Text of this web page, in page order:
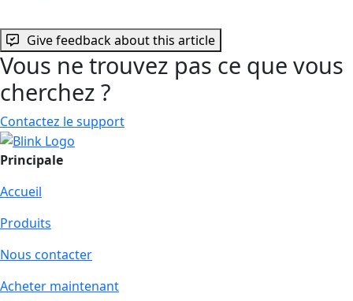
Give feedback about this article
Vous ne trouvez pas ce que vous
cherchez ?
Contactez le support
Principale
Accueil
Produits
Nous contacter
Acheter maintenant